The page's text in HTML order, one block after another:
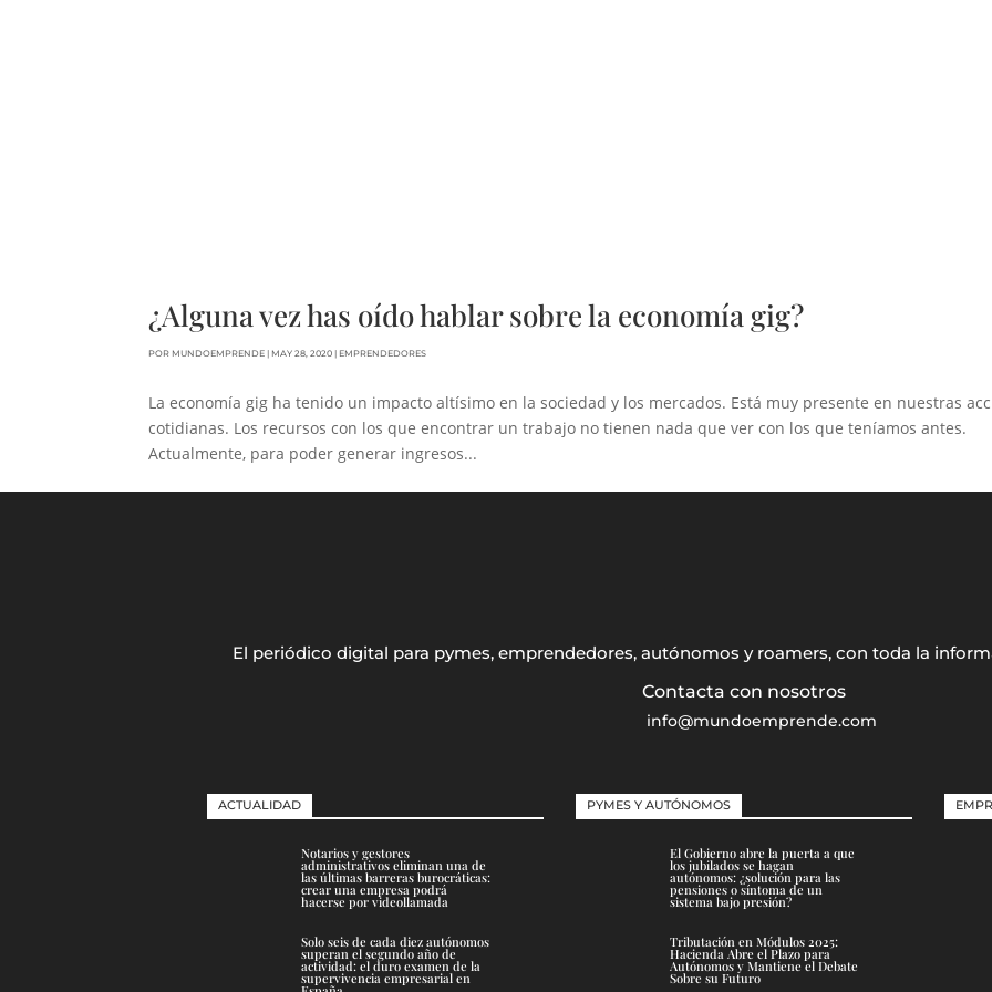
¿Alguna vez has oído hablar sobre la economía gig?
PORMUNDOEMPRENDE |MAY 28, 2020 |EMPRENDEDORES
La economía gig ha tenido un impacto altísimo en la sociedad y los mercados. Está muy presente en nuestras
cotidianas. Los recursos con los que encontrar un trabajo no tienen nada que ver con los que teníamos antes.
Actualmente, para poder generar ingresos...
El periódico digital para pymes, emprendedores, autónomos y roamers, con toda la
info@mundoemprende.com
ACTUALIDAD
Notarios y gestores
administrativos eliminan una de
las últimas barreras burocráticas:
crear una empresa podrá
hacerse por videollamada
Solo seis de cada diez autónomos
superan el segundo año de
actividad: el duro examen de la
supervivencia empresarial en
PYMES Y AUTÓNOMOS
El Gobierno abre la puerta a que
los jubilados se hagan
autónomos: ¿solución para las
pensiones o síntoma de un
sistema bajo presión?
Tributación en Módulos 2025:
Hacienda Abre el Plazo para
Autónomos y Mantiene el Debate
Sobre su Futuro